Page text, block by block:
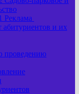
Реклама
абитуриентов и их
проведению